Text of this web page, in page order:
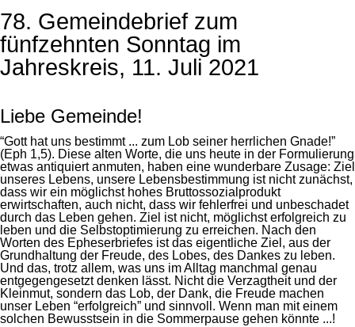
78. Gemeindebrief zum
fünfzehnten Sonntag im
Jahreskreis, 11. Juli 2021
Liebe Gemeinde!
“Gott hat uns bestimmt ... zum Lob seiner herrlichen Gnade!”
(Eph 1,5). Diese alten Worte, die uns heute in der Formulierung
etwas antiquiert anmuten, haben eine wunderbare Zusage: Ziel
unseres Lebens, unsere Lebensbestimmung ist nicht zunächst,
dass wir ein möglichst hohes Bruttossozialprodukt
erwirtschaften, auch nicht, dass wir fehlerfrei und unbeschadet
durch das Leben gehen. Ziel ist nicht, möglichst erfolgreich zu
leben und die Selbstoptimierung zu erreichen. Nach den
Worten des Epheserbriefes ist das eigentliche Ziel, aus der
Grundhaltung der Freude, des Lobes, des Dankes zu leben.
Und das, trotz allem, was uns im Alltag manchmal genau
entgegengesetzt denken lässt. Nicht die Verzagtheit und der
Kleinmut, sondern das Lob, der Dank, die Freude machen
unser Leben “erfolgreich” und sinnvoll. Wenn man mit einem
solchen Bewusstsein in die Sommerpause gehen könnte ...!